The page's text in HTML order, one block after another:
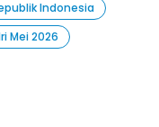
Indonesia
Mei 2026